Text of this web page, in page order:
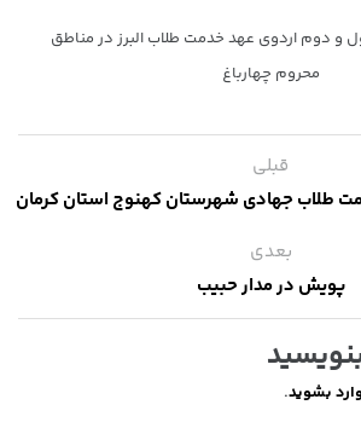
و دوم اردوی عهد خدمت طلاب البرز در مناطق
محروم چهارباغ
قبلی
طلاب جهادی شهرستان کهنوج استان کرمان
بعدی
پویش در مدار حبیب
وارد بشوید.